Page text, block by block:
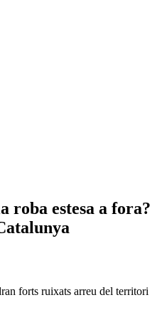
roba estesa a fora?
forts ruixats arreu del territori